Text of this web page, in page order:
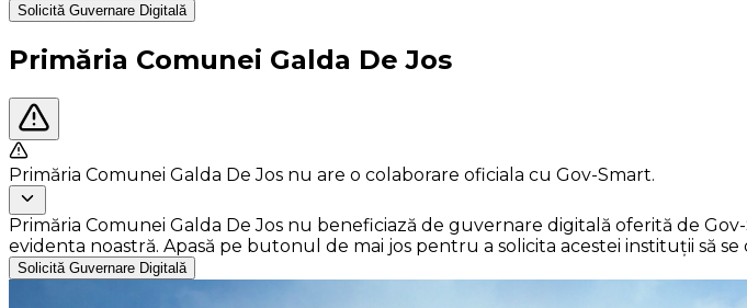
Solicită Guvernare Digitală
Primăria Comunei Galda De Jos
Primăria Comunei Galda De Jos nu are o colaborare oficiala cu Gov-Smart.
Primăria Comunei Galda De Jos nu beneficiază de guvernare digitală oferită de
evidenta noastră. Apasă pe butonul de mai jos pentru a solicita acestei instituții să
Solicită Guvernare Digitală